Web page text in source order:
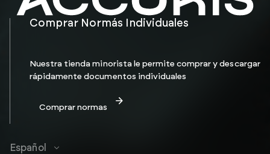
Comprar Normás Individuales
Nuestra tienda minorista le permite comprar y descargar
rápidamente documentos individuales
Comprar normas
Español